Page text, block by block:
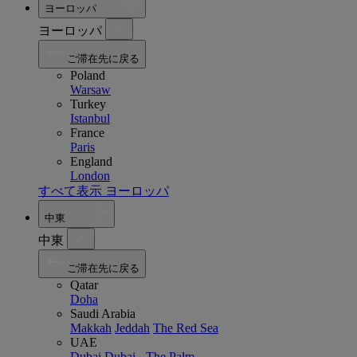
ヨーロッパ
ヨーロッパ
ご滞在先に戻る
Poland
Warsaw
Turkey
Istanbul
France
Paris
England
London
すべて表示 ヨーロッパ
中東
中東
ご滞在先に戻る
Qatar
Doha
Saudi Arabia
Makkah Jeddah The Red Sea
UAE